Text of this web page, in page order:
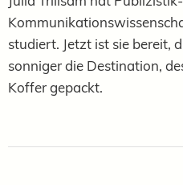
studiert. Jetzt ist sie bereit,
sonniger die Destination,
Koffer gepackt.